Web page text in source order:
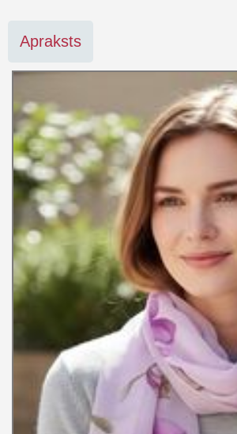
Apraksts